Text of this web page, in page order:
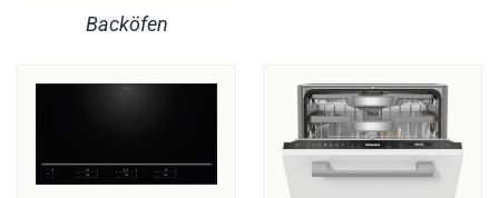
Backöfen